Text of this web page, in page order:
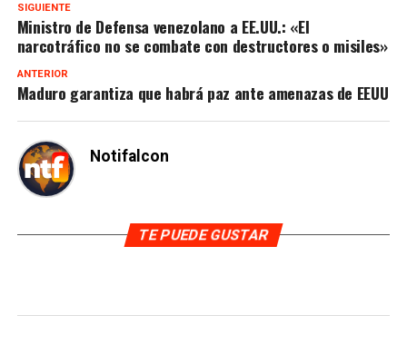
SIGUIENTE
Ministro de Defensa venezolano a EE.UU.: «El
narcotráfico no se combate con destructores o misiles»
ANTERIOR
Maduro garantiza que habrá paz ante amenazas de EEUU
Notifalcon
TE PUEDE GUSTAR